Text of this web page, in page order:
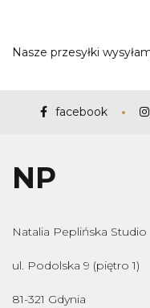
Nasze przesyłki
facebook
NP
Natalia Peplińska Studio
ul. Podolska 9 (piętro 1)
81-321 Gdynia